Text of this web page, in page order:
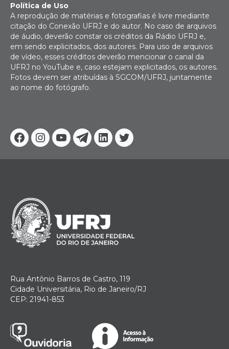
Facebook
Instagram
YoutubeTelegram
Linkedin
Twitter
Política de Uso
A reprodução de matérias e fotografias é livre mediante
citação do Conexão UFRJ e do autor. No caso de arquivos
de áudio, deverão constar os créditos da Rádio UFRJ e,
em sendo explicitados, dos autores. Para uso de arquivos
de vídeo, esses créditos deverão mencionar o canal da
UFRJ no YouTube e, caso estejam explicitados, os autores.
Fotos devem ser atribuídas à SGCOM/UFRJ, juntamente
ao nome do fotógrafo.
Rua Antônio Barros de Castro, 119
Cidade Universitária, Rio de Janeiro/RJ
CEP: 21941-853